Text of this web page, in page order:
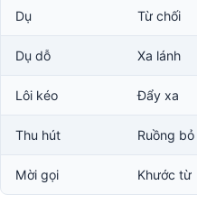
Dụ Từ chối
Dụ dỗ Xa lánh
Lôi kéo Đẩy xa
Thu hút Ruồng bỏ
Mời gọi Khước từ